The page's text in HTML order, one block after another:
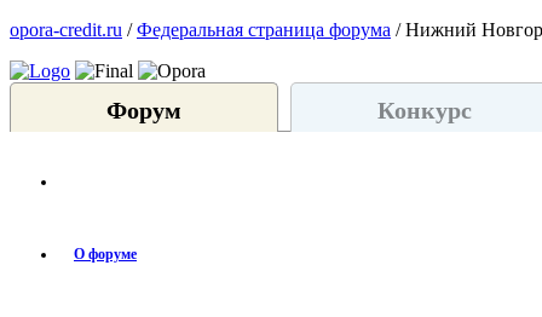
opora-credit.ru /Федеральная страница форума / Нижний
Форум Конкурс
О форуме